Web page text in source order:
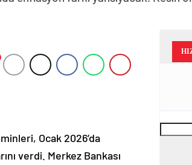
Ocak 2026’da
verdi. Merkez Bankası